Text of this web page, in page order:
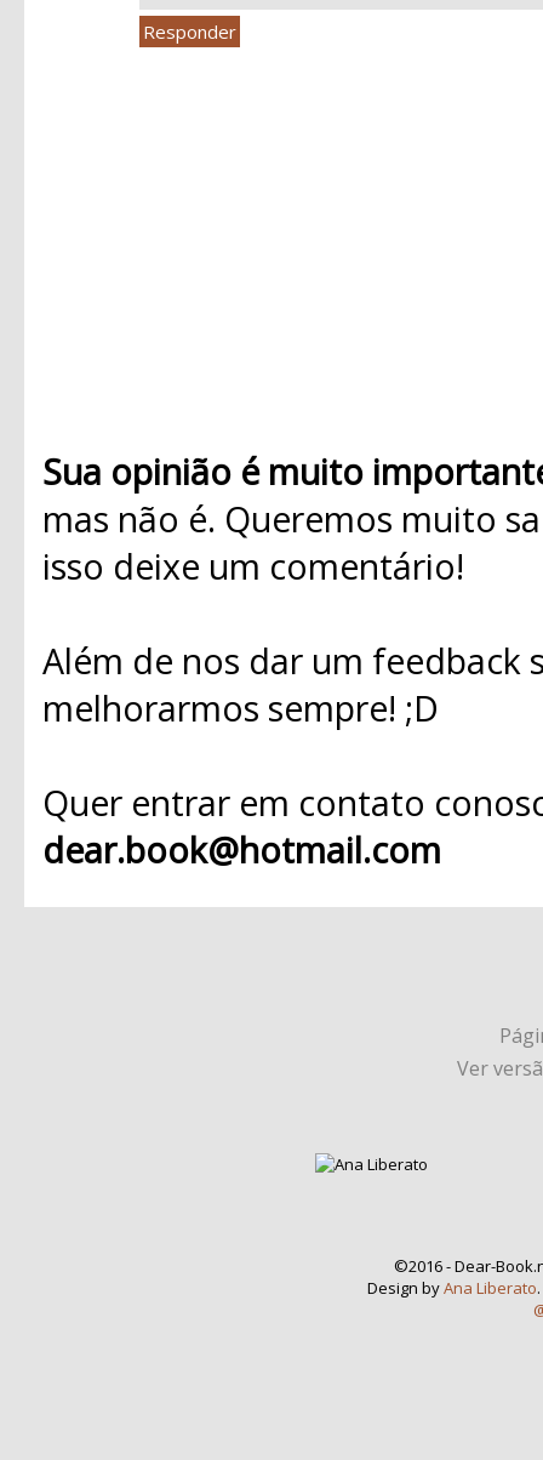
Responder
Sua opinião é muito
mas não é. Queremos muito
isso deixe um comentário!
Além de nos dar um
melhorarmos sempre! ;D
Quer entrar em contato
dear.book@hotmail.com
Ver
©2016 - Dear-
Design byAna Liberato